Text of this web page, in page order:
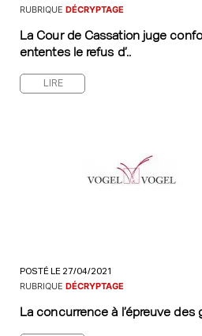
RUBRIQUE DÉCRYPTAGE
La Cour de Cassation juge
ententes le refus d’..
LIRE
POSTÉ LE 27/04/2021
RUBRIQUE DÉCRYPTAGE
La concurrence à l’épreuve des